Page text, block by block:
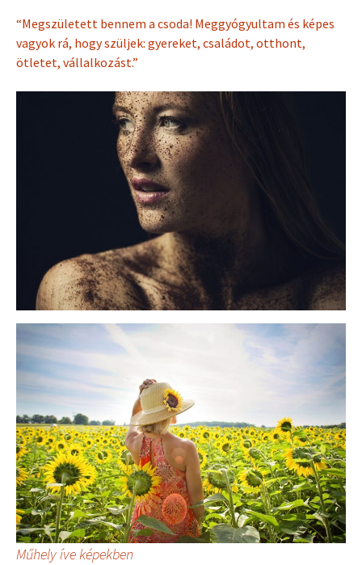
“Megszületett bennem a csoda! Meggyógyultam és képes
vagyok rá, hogy szüljek: gyereket, családot, otthont,
ötletet, vállalkozást.”
Műhely íve képekben